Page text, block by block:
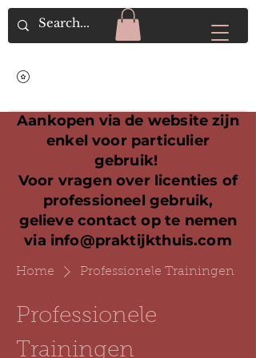
Aankopen via de website zijn
enkel voor particulier
gebruik!
Voor vragen over licenties of
professioneel gebruik,
gelieve contact op te nemen
via info@praktijkthuis.com
Home Professionele Trainingen
Professionele
Trainingen